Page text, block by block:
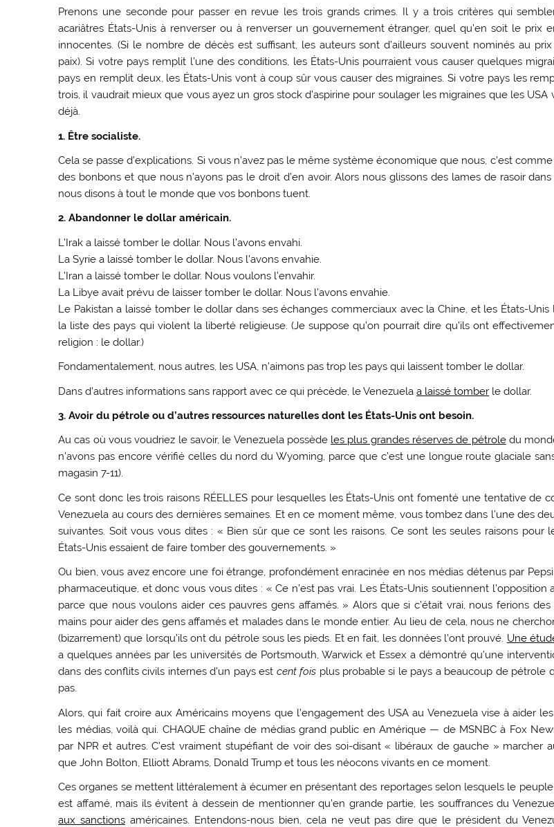
Prenons une seconde pour passer en revue les trois grands crimes. Il y a trois critères qui
acariâtres États-Unis à renverser ou à renverser un gouvernement étranger, quel qu’en soit le prix
innocentes. (Si le nombre de décès est suffisant, les auteurs sont d’ailleurs souvent nominés au
paix). Si votre pays remplit l’une des conditions, les États-Unis pourraient vous causer quelques
pays en remplit deux, les États-Unis vont à coup sûr vous causer des migraines. Si votre pays les
trois, il vaudrait mieux que vous ayez un gros stock d’aspirine pour soulager les migraines que les USA
déjà.
1. Être socialiste.
Cela se passe d’explications. Si vous n’avez pas le même système économique que nous, c’est
des bonbons et que nous n’ayons pas le droit d’en avoir. Alors nous glissons des lames de rasoir
nous disons à tout le monde que vos bonbons tuent.
2. Abandonner le dollar américain.
L’Irak a laissé tomber le dollar. Nous l’avons envahi.
La Syrie a laissé tomber le dollar. Nous l’avons envahie.
L’Iran a laissé tomber le dollar. Nous voulons l’envahir.
La Libye avait prévu de laisser tomber le dollar. Nous l’avons envahie.
Le Pakistan a laissé tomber le dollar dans ses échanges commerciaux avec la Chine, et les États-Unis
la liste des pays qui violent la liberté religieuse. (Je suppose qu’on pourrait dire qu’ils ont
religion : le dollar.)
Fondamentalement, nous autres, les USA, n’aimons pas trop les pays qui laissent tomber le dollar.
Dans d’autres informations sans rapport avec ce qui précède, le Venezuelaa laissé tomber le dollar.
3. Avoir du pétrole ou d’autres ressources naturelles dont les États-Unis ont besoin.
Au cas où vous voudriez le savoir, le Venezuela possède les plus grandes réserves de pétroledu
n’avons pas encore vérifié celles du nord du Wyoming, parce que c’est une longue route glaciale
magasin 7-11).
Ce sont donc les trois raisons RÉELLES pour lesquelles les États-Unis ont fomenté une tentative de
Venezuela au cours des dernières semaines. Et en ce moment même, vous tombez dans l’une des
suivantes. Soit vous vous dites : « Bien sûr que ce sont les raisons. Ce sont les seules raisons pour
États-Unis essaient de faire tomber des gouvernements. »
Ou bien, vous avez encore une foi étrange, profondément enracinée en nos médias détenus par Pepsi
pharmaceutique, et donc vous vous dites : « Ce n’est pas vrai. Les États-Unis soutiennent l’opposition
parce que nous voulons aider ces pauvres gens affamés. » Alors que si c’était vrai, nous ferions
mains pour aider des gens affamés et malades dans le monde entier. Au lieu de cela, nous ne
(bizarrement) que lorsqu’ils ont du pétrole sous les pieds. Et en fait, les données l’ont prouvé. Une
a quelques années par les universités de Portsmouth, Warwick et Essex a démontré qu’une
dans des conflits civils internes d’un pays est cent fois plus probable si le pays a beaucoup de pétrole
pas.
Alors, qui fait croire aux Américains moyens que l’engagement des USA au Venezuela vise à aider
les médias, voilà qui. CHAQUE chaîne de médias grand public en Amérique — de MSNBC à Fox
par NPR et autres. C’est vraiment stupéfiant de voir des soi-disant « libéraux de gauche » marcher
que John Bolton, Elliott Abrams, Donald Trump et tous les néocons vivants en ce moment.
Ces organes se mettent littéralement à écumer en présentant des reportages selon lesquels le
est affamé, mais ils évitent à dessein de mentionner qu’en grande partie, les souffrances du
aux sanctions américaines. Entendons-nous bien, cela ne veut pas dire que le président du